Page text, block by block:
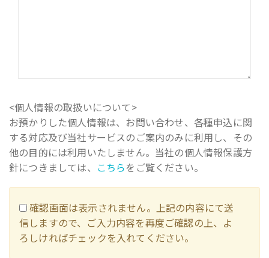
<個人情報の取扱いについて>
お預かりした個人情報は、お問い合わせ、各種申込に関
する対応及び当社サービスのご案内のみに利用し、その
他の目的には利用いたしません。当社の個人情報保護方
針につきましては、 こちらをご覧ください。
確認画面は表示されません。上記の内容にて送
信しますので、ご入力内容を再度ご確認の上、よ
ろしければチェックを入れてください。